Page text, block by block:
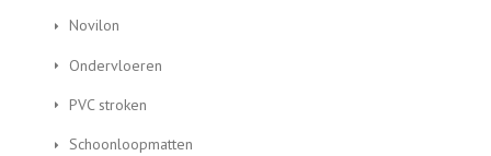
Novilon
Ondervloeren
PVC stroken
Schoonloopmatten